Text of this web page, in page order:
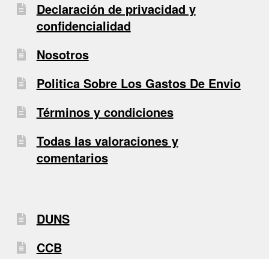
Declaración de privacidad y
confidencialidad
Nosotros
Politica Sobre Los Gastos De Envio
Términos y condiciones
Todas las valoraciones y
comentarios
DUNS
CCB